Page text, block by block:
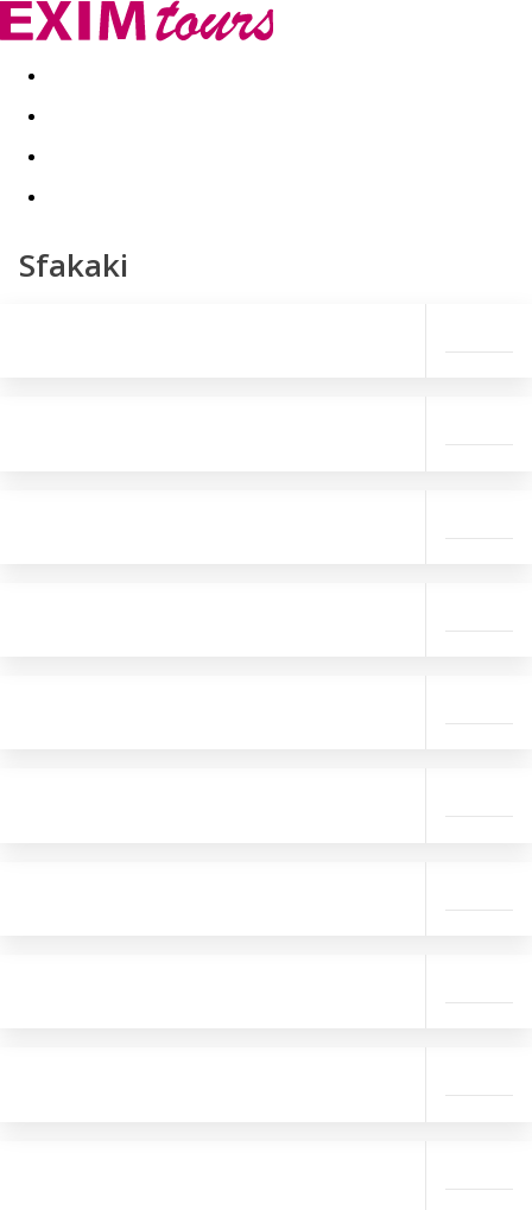
Akční nabídky Last minute
Sfakaki